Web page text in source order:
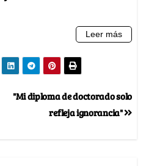
"Mi diploma de doctorado solo
refleja ignorancia"